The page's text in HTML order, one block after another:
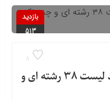
بازدید
513
8
آخرین اخبار از تلاش ها در مورد لیست ۳۸ رشته ای و